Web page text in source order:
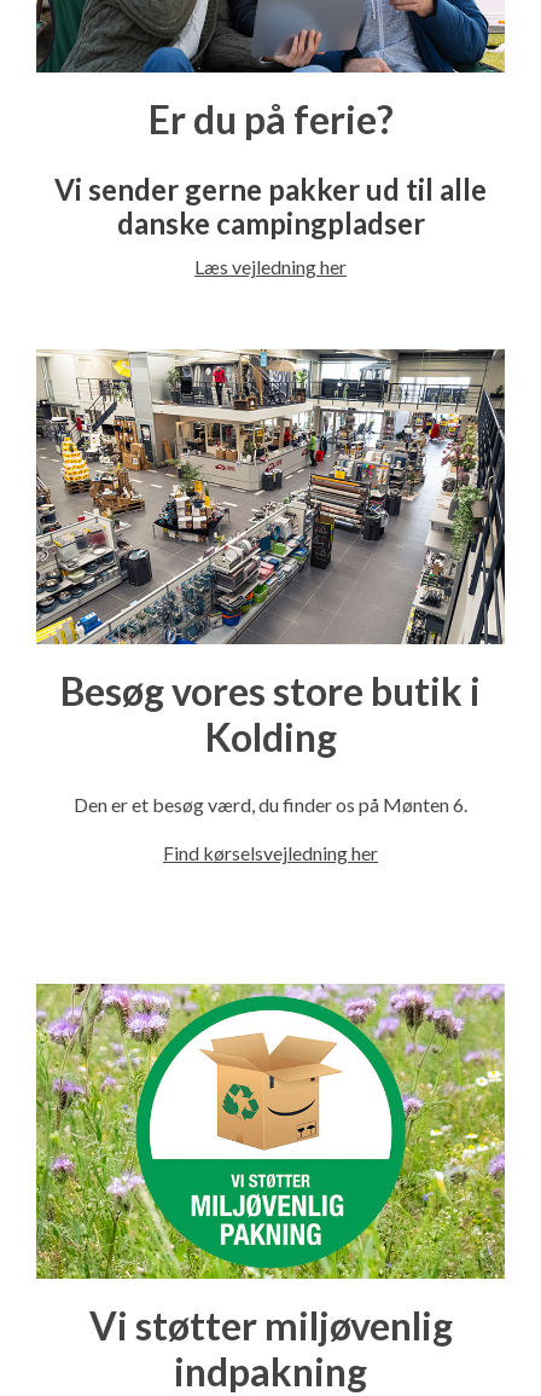
Er du på ferie?
Vi sender gerne pakker ud til alle
danske campingpladser
Læs vejledning her
Besøg vores store butik i
Kolding
Den er et besøg værd, du finder os på Mønten 6.
Find kørselsvejledning her
Vi støtter miljøvenlig
indpakning